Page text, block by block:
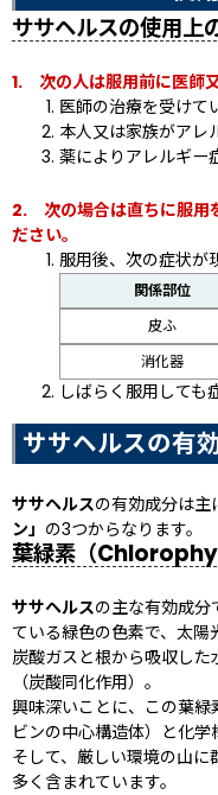
ササヘルスの使用上
1. 次の人は服用前に医師
医師の治療を受けて
本人又は家族がアレ
薬によりアレルギー
2. 次の場合は直ちに服用
ださい。
服用後、次の症状が
関係部位
皮ふ
消化器
しばらく服用しても
ササヘルスの有
ササヘルスの有効成分は主
ン」 の3つからなります。
葉緑素（
ササヘルスの主な有効成
ている緑色の色素で、太
炭酸ガスと根から吸収し
（炭酸同化作用）。
興味深いことに、この葉
ビンの中心構造体）と化学
そして、厳しい環境の山
多く含まれています。